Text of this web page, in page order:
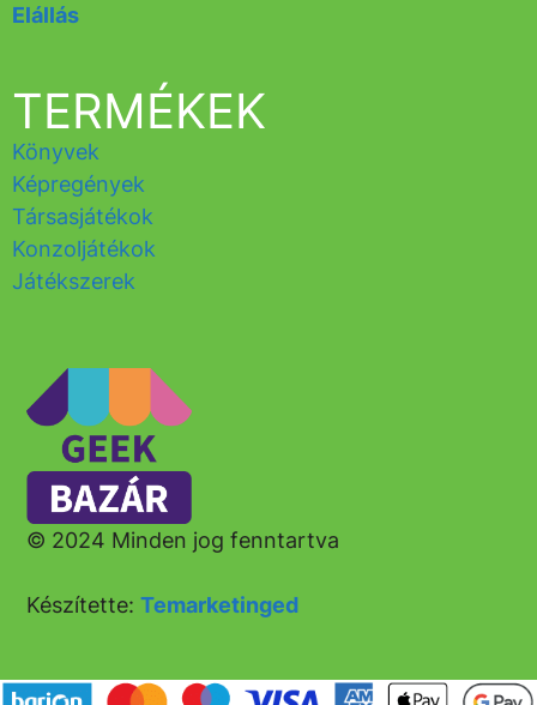
© 2024 Minden jog fenntartva
Készítette:Temarketinged
TERMÉKEK
Könyvek
Képregények
Társasjátékok
Konzoljátékok
Játékszerek
Elállás